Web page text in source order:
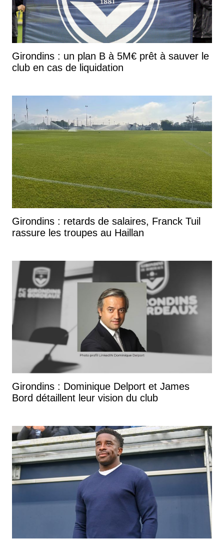
Girondins : un plan B à 5M€ prêt à sauver le
club en cas de liquidation
Girondins : retards de salaires, Franck Tuil
rassure les troupes au Haillan
Girondins : Dominique Delport et James
Bord détaillent leur vision du club